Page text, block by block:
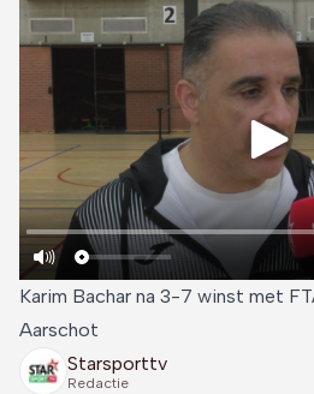
Karim Bachar na 3-7 winst met
Aarschot
Starsporttv
Redactie